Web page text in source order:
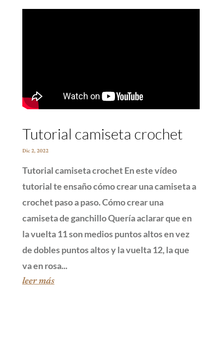
Tutorial camiseta crochet
Dic 2, 2022
Tutorial camiseta crochet En este vídeo
tutorial te ensaño cómo crear una camiseta a
crochet paso a paso. Cómo crear una
camiseta de ganchillo Quería aclarar que en
la vuelta 11 son medios puntos altos en vez
de dobles puntos altos y la vuelta 12, la que
va en rosa...
leer más